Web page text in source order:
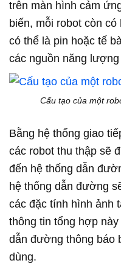
trên màn hình cảm
biến, mỗi robot còn
có thể là pin hoặc tế
các nguồn năng
Cấu tạo của một
Bằng hệ thống giao
các robot thu thập sẽ
đến hệ thống dẫn
hệ thống dẫn đường
các đặc tính hình ảnh
thông tin tổng hợp
dẫn đường thông báo
dùng.